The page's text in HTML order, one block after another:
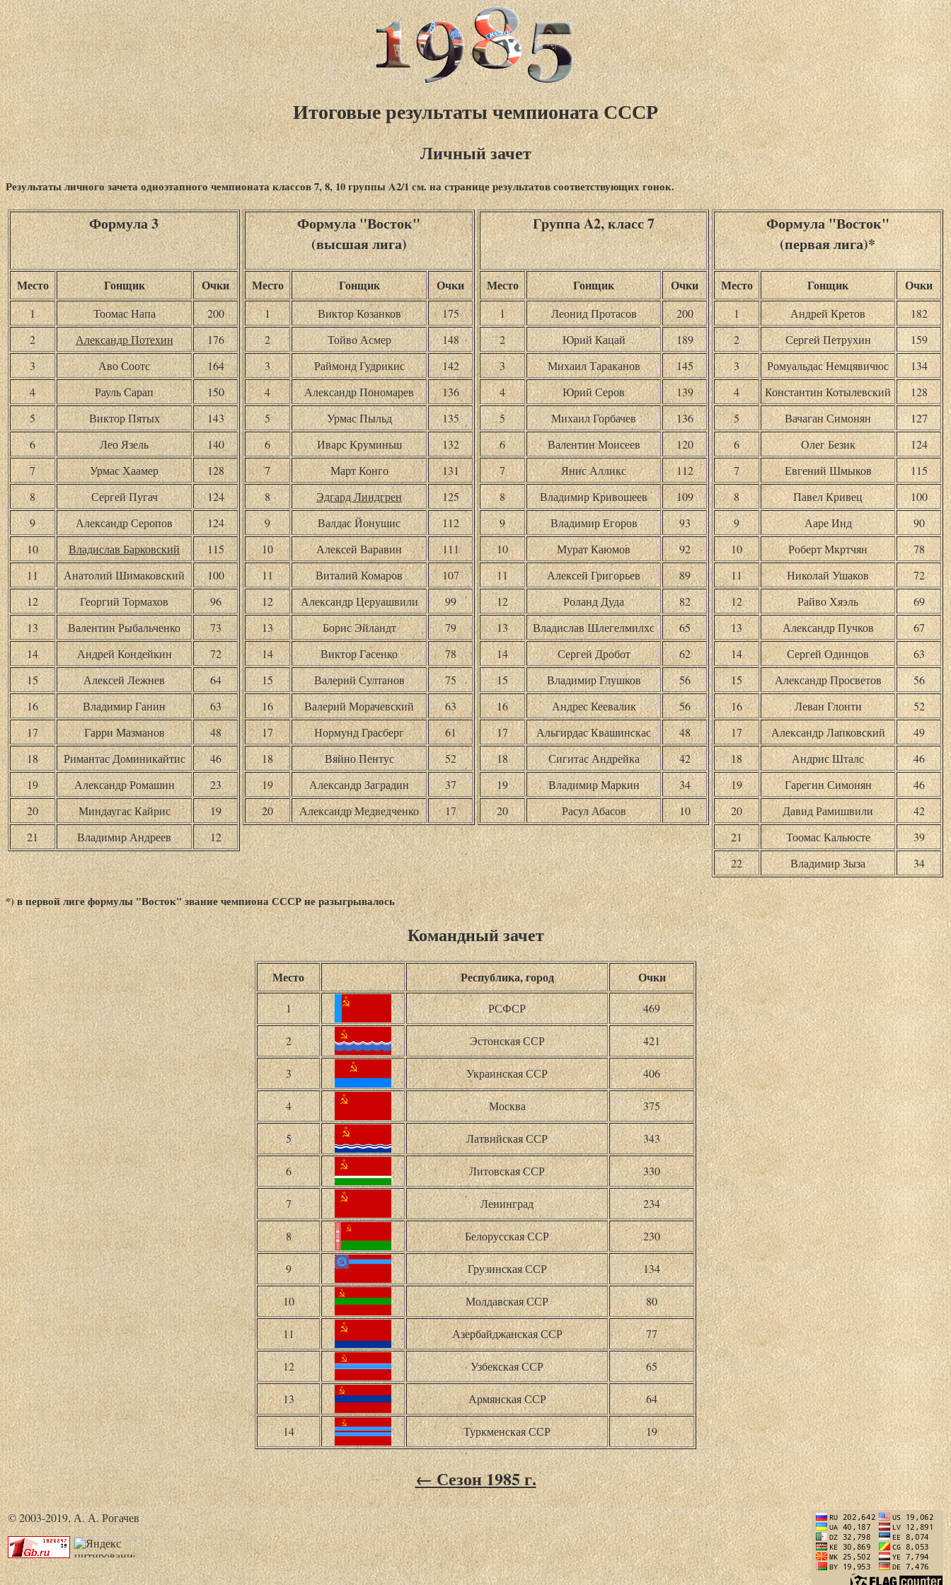
Итоговые результаты чемпионата СССР
Личный зачет
Результаты личного зачета одноэтапного чемпионата классов 7, 8, 10 группы A2/1 см. на странице результатов соответствующих гонок.
Формула 3
Место Гонщик Очки
1 Тоомас Напа
200
2
Александр Потехин
176
3
Аво Соотс
164
4
Рауль Сарап
150
5
Виктор Пятых
143
6
Лео Язель
140
7
Урмас Хаамер
128
8
Сергей Пугач
124
9
Александр Серопов
124
10
Владислав Барковский
115
11
Анатолий Шимаковский
100
12
Георгий Тормахов
96
13
Валентин Рыбальченко
73
14
Андрей Кондейкин
72
15
Алексей Лежнев
64
16
Владимир Ганин
63
17
Гарри Мазманов
48
18
Римантас Доминикайтис
46
19
Александр Ромашин
23
20
Миндаугас Кайрис
19
21
Владимир Андреев 12
Формула "Восток"
(высшая лига)
Место Гонщик Очки
1 Виктор Козанков
175
2
Тойво Асмер
148
3
Раймонд Гудрикис
142
4
Александр Пономарев
136
5
Урмас Пыльд
135
6
Иварс Круминьш
132
7
Март Конго
131
8
Эдгард Линдгрен
125
9
Валдас Йонушис
112
10
Алексей Варавин
111
11
Виталий Комаров
107
12
Александр Церуашвили
99
13
Борис Эйландт
79
14
Виктор Гасенко
78
15
Валерий Султанов
75
16
Валерий Морачевский
63
17
Нормунд Грасберг
61
18
Вяйно Пентус
52
19
Александр Заградин
37
20
Александр Медведченко 17
Группа A2, класс 7
Место Гонщик Очки
1 Леонид Протасов
200
2
Юрий Кацай
189
3
Михаил Тараканов
145
4
Юрий Серов
139
5
Михаил Горбачев
136
6
Валентин Моисеев
120
7
Янис Алликс
112
8
Владимир Кривошеев
109
9
Владимир Егоров
93
10
Мурат Каюмов
92
11
Алексей Григорьев
89
12
Роланд Дуда
82
13
Владислав Шлегелмилхс
65
14
Сергей Дробот
62
15
Владимир Глушков
56
16
Андрес Кеевалик
56
17
Альгирдас Квашинскас
48
18
Сигитас Андрейка
42
19
Владимир Маркин
34
20
Расул Абасов 10
Формула "Восток"
(первая лига)*
Место Гонщик Очки
1 Андрей Кретов
182
2
Сергей Петрухин
159
3
Ромуальдас Немцявичюс
134
4
Константин Котылевский
128
5
Вачаган Симонян
127
6
Олег Безик
124
7
Евгений Шмыков
115
8
Павел Кривец
100
9
Ааре Инд
90
10
Роберт Мкртчян
78
11
Николай Ушаков
72
12
Райво Хяэль
69
13
Александр Пучков
67
14
Сергей Одинцов
63
15
Александр Просветов
56
16
Леван Глонти
52
17
Александр Лапковский
49
18
Андрис Шталс
46
19
Гарегин Симонян
46
20
Давид Рамишвили
42
21
Тоомас Кальюсте
39
22
Владимир Зыза 34
*) в первой лиге формулы "Восток" звание чемпиона СССР не разыгрывалось
Командный зачет
Место Республика, город Очки
1 РСФСР 469
2 Эстонская ССР 421
3 Украинская ССР 406
4 Москва 375
5 Латвийская ССР 343
6 Литовская ССР 330
7 Ленинград 234
8 Белорусская ССР 230
9 Грузинская ССР 134
10 Молдавская ССР 80
11 Азербайджанская ССР 77
12 Узбекская ССР 65
13 Армянская ССР 64
14 Туркменская ССР 19
← Сезон 1985 г.